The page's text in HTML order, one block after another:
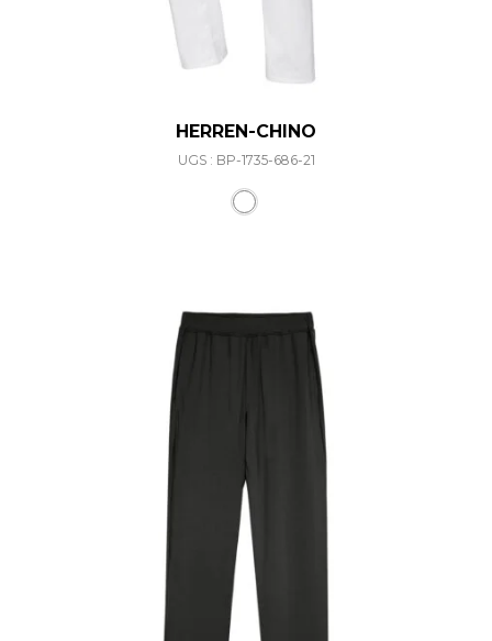
HERREN-CHINO
UGS : BP-1735-686-21